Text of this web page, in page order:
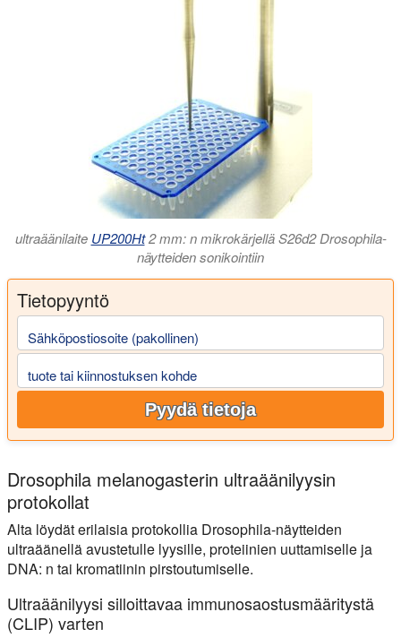
ultraäänilaite UP200Ht2 mm: n mikrokärjellä S26d2 Drosophila-
näytteiden sonikointiin
Tietopyyntö
Sähköpostiosoite (pakollinen)
tuote tai kiinnostuksen kohde
Pyydä tietoja
Drosophila melanogasterin ultraäänilyysin
protokollat
Alta löydät erilaisia protokollia Drosophila-näytteiden
ultraäänellä avustetulle lyysille, proteiinien uuttamiselle ja
DNA: n tai kromatiinin pirstoutumiselle.
Ultraäänilyysi silloittavaa immunosaostusmääritystä
(CLIP) varten